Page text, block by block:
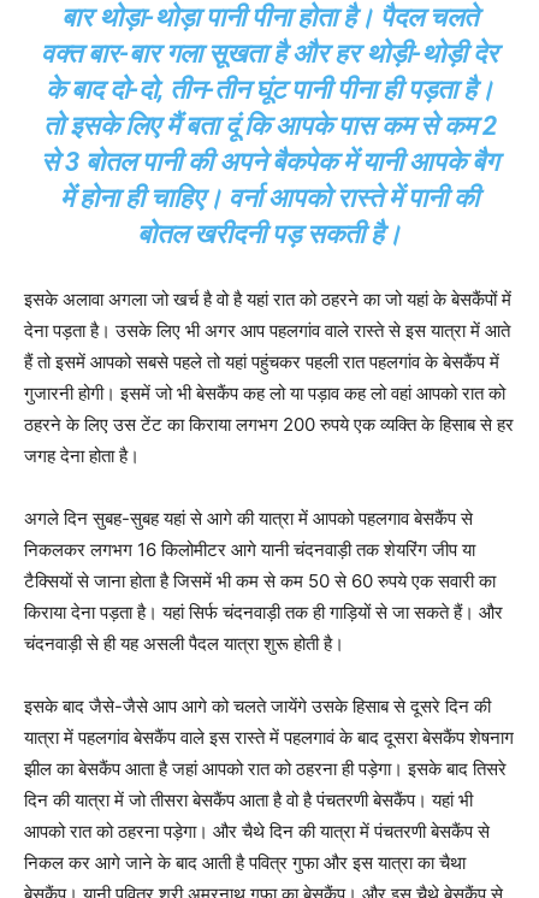
बार थोड़ा-थोड़ा पानी पीना होता है। पैदल चलते
वक्त बार-बार गला सूखता है और हर थोड़ी-थोड़ी देर
के बाद दो-दो, तीन-तीन घूंट पानी पीना ही पड़ता है।
तो इसके लिए मैं बता दूं कि आपके पास कम से कम 2
से 3 बोतल पानी की अपने बैकपेक में यानी आपके बैग
में होना ही चाहिए। वर्ना आपको रास्ते में पानी की
बोतल खरीदनी पड़ सकती है।
इसके अलावा अगला जो खर्च है वो है यहां रात को ठहरने का जो यहां के बेसकैंपों में
देना पड़ता है। उसके लिए भी अगर आप पहलगांव वाले रास्ते से इस यात्रा में आते
हैं तो इसमें आपको सबसे पहले तो यहां पहुंचकर पहली रात पहलगांव के बेसकैंप में
गुजारनी होगी। इसमें जो भी बेसकैंप कह लो या पड़ाव कह लो वहां आपको रात को
ठहरने के लिए उस टेंट का किराया लगभग 200 रुपये एक व्यक्ति के हिसाब से हर
जगह देना होता है।
अगले दिन सुबह-सुबह यहां से आगे की यात्रा में आपको पहलगाव बेसकैंप से
निकलकर लगभग 16 किलोमीटर आगे यानी चंदनवाड़ी तक शेयरिंग जीप या
टैक्सियों से जाना होता है जिसमें भी कम से कम 50 से 60 रुपये एक सवारी का
किराया देना पड़ता है। यहां सिर्फ चंदनवाड़ी तक ही गाड़ियों से जा सकते हैं। और
चंदनवाड़ी से ही यह असली पैदल यात्रा शुरू होती है।
इसके बाद जैसे-जैसे आप आगे को चलते जायेंगे उसके हिसाब से दूसरे दिन की
यात्रा में पहलगांव बेसकैंप वाले इस रास्ते में पहलगावं के बाद दूसरा बेसकैंप शेषनाग
झील का बेसकैंप आता है जहां आपको रात को ठहरना ही पड़ेगा। इसके बाद तिसरे
दिन की यात्रा में जो तीसरा बेसकैंप आता है वो है पंचतरणी बेसकैंप। यहां भी
आपको रात को ठहरना पड़ेगा। और चैथे दिन की यात्रा में पंचतरणी बेसकैंप से
निकल कर आगे जाने के बाद आती है पवित्र गुफा और इस यात्रा का चैथा
बेसकैंप। यानी पवित्र श्री अमरनाथ गुफा का बेसकैंप। और इस चैथे बेसकैंप से